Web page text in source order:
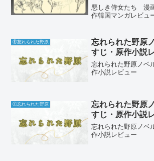
悪しき侍女たち 漫
作韓国マンガレビュ
Ⓔ忘れられた野原
忘れられた野原
すじ・原作小説
忘れられた野原ノベ
作小説レビュー
Ⓔ忘れられた野原
忘れられた野原
すじ・原作小説
忘れられた野原ノベ
作小説レビュー